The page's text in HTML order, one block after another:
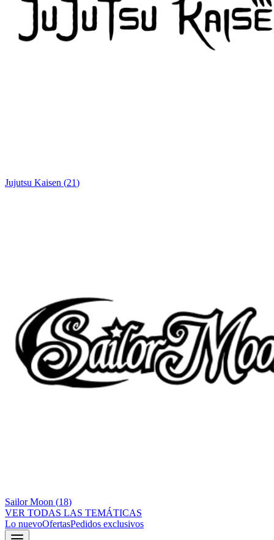
Jujutsu Kaisen (21)
Sailor Moon (18)
VER TODAS LAS TEMÁTICAS
Lo nuevoOfertasPedidos exclusivos